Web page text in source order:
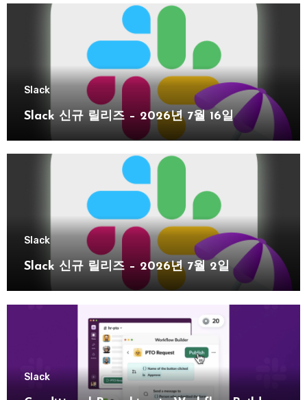
Slack
Slack 신규 릴리즈 – 2026년 7월 16일
Slack
Slack 신규 릴리즈 – 2026년 7월 2일
Slack